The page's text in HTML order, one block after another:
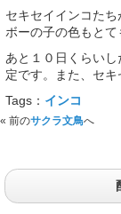
セキセイインコた
ボーの子の色もとて
あと１０日くらい
定です。また、セキ
Tags： インコ
« 前のサクラ文鳥へ